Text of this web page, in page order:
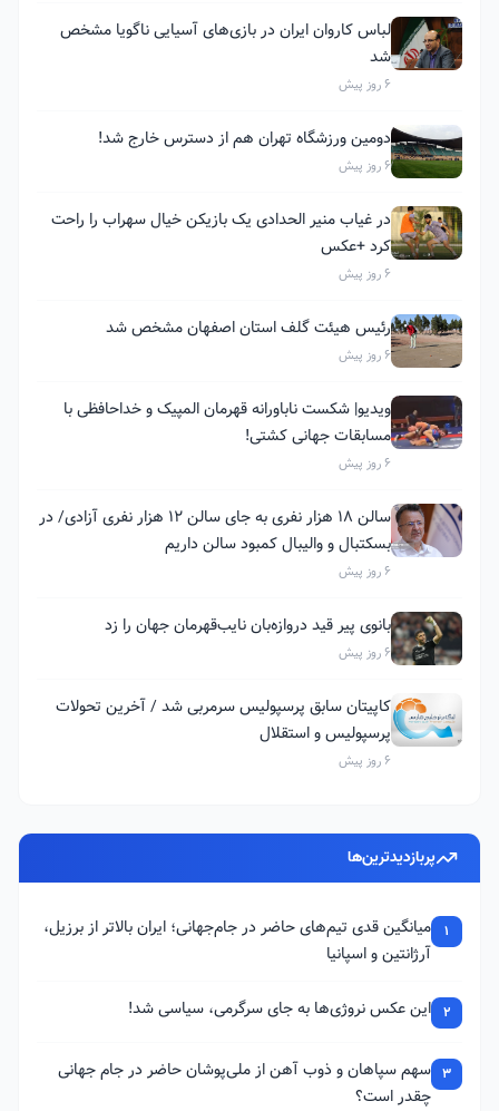
لباس کاروان ایران در بازی‌های آسیایی ناگویا مشخص
شد
6 روز پیش
دومین ورزشگاه تهران هم از دسترس خارج شد!
6 روز پیش
در غیاب منیر الحدادی یک بازیکن خیال سهراب را راحت
کرد +عکس
6 روز پیش
رئیس هیئت گلف استان اصفهان مشخص شد
6 روز پیش
ویدیو| شکست ناباورانه قهرمان المپیک و خداحافظی با
مسابقات جهانی کشتی!
6 روز پیش
سالن ۱۸ هزار نفری به جای سالن ۱۲ هزار نفری آزادی/ در
بسکتبال و والیبال کمبود سالن داریم
6 روز پیش
بانوی پیر قید دروازه‌بان نایب‌قهرمان جهان را زد
6 روز پیش
کاپیتان سابق پرسپولیس سرمربی شد / آخرین تحولات
پرسپولیس و استقلال
6 روز پیش
پربازدیدترین‌ها
1
میانگین قدی تیم‌های حاضر در جام‌جهانی؛ ایران بالاتر از برزیل،
آرژانتین و اسپانیا
2 این عکس نروژی‌ها به جای سرگرمی، سیاسی شد!
3 سهم سپاهان و ذوب آهن از ملی‌پوشان حاضر در جام جهانی
چقدر است؟